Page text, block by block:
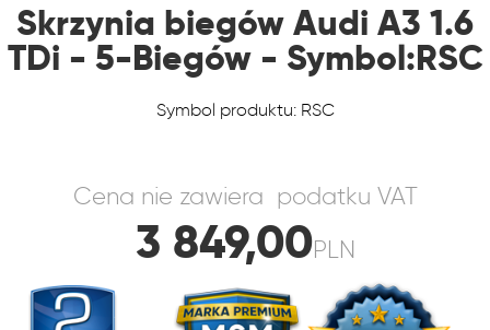
Skrzynia biegów Audi A3 1.6
TDi - 5-Biegów - Symbol:RSC
Symbol produktu: RSC
Cena nie zawiera podatku VAT
3 849,00PLN